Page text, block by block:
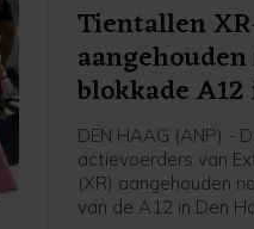
Tientallen
blokkade
Haag
DEN HAAG (ANP) -
actievoerders van
(XR) aangehouden
van de A12 in Den